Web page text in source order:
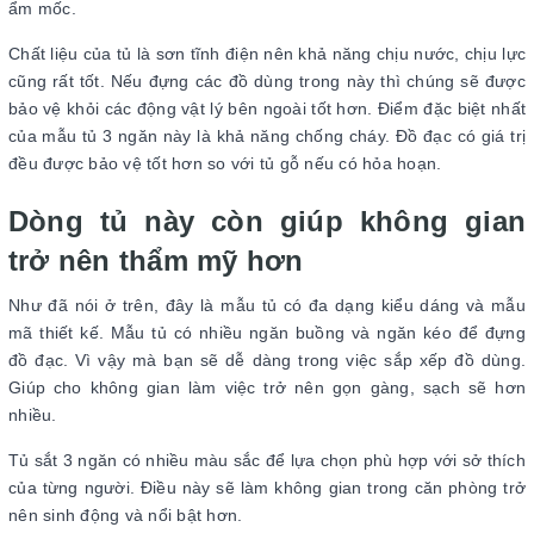
ẩm mốc.
Chất liệu của tủ là sơn tĩnh điện nên khả năng chịu nước, chịu lực
cũng rất tốt. Nếu đựng các đồ dùng trong này thì chúng sẽ được
bảo vệ khỏi các động vật lý bên ngoài tốt hơn. Điểm đặc biệt nhất
của mẫu tủ 3 ngăn này là khả năng chống cháy. Đồ đạc có giá trị
đều được bảo vệ tốt hơn so với tủ gỗ nếu có hỏa hoạn.
Dòng tủ này còn giúp không gian
trở nên thẩm mỹ hơn
Như đã nói ở trên, đây là mẫu tủ có đa dạng kiểu dáng và mẫu
mã thiết kế. Mẫu tủ có nhiều ngăn buồng và ngăn kéo để đựng
đồ đạc. Vì vậy mà bạn sẽ dễ dàng trong việc sắp xếp đồ dùng.
Giúp cho không gian làm việc trở nên gọn gàng, sạch sẽ hơn
nhiều.
Tủ sắt 3 ngăn có nhiều màu sắc để lựa chọn phù hợp với sở thích
của từng người. Điều này sẽ làm không gian trong căn phòng trở
nên sinh động và nổi bật hơn.